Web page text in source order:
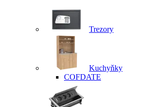
Trezory
Kuchyňky
COFDATE